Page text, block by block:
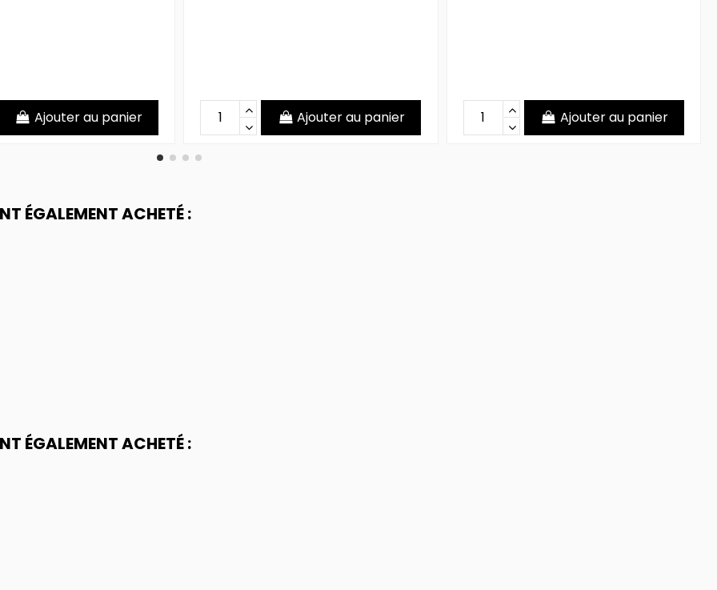
Ajouter au panier Ajouter au panier Ajouter au panier
ÉGALEMENT ACHETÉ :
ÉGALEMENT ACHETÉ :